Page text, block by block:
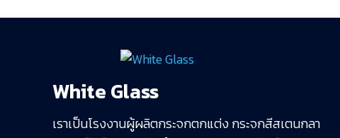
White Glass
เราเป็นโรงงานผู้ผลิตกระจกตกแต่ง กระจกสีสเตนกลา